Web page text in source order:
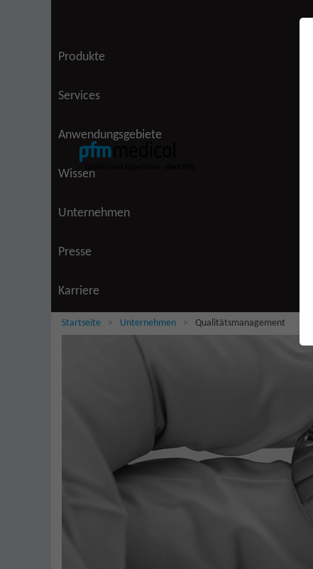
Produkte
Services
Anwendungsgebiete
Wissen
Unternehmen
Presse
Karriere
Sie sind hier:
Startseite Unternehmen Qualitätsmanagement